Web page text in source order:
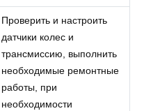
Проверить и настроить
датчики колес и
трансмиссию, выполнить
необходимые ремонтные
работы, при
необходимости